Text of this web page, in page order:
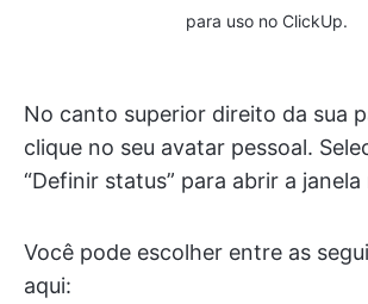
para uso no ClickUp.
No canto superior direito da sua
clique no seu avatar pessoal.
“Definir status” para abrir a janela
Você pode escolher entre as
aqui: